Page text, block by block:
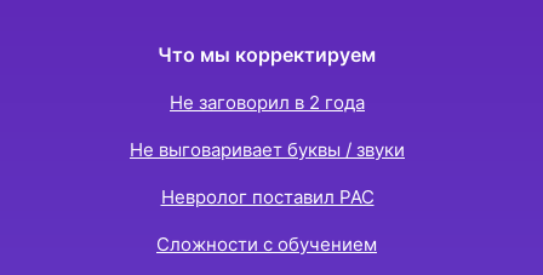
Что мы корректируем
Не заговорил в 2 года
Не выговаривает буквы / звуки
Невролог поставил РАС
Сложности с обучением